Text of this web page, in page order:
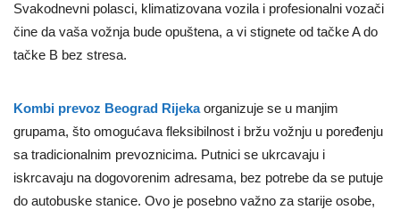
Svakodnevni polasci, klimatizovana vozila i profesionalni vozači
čine da vaša vožnja bude opuštena, a vi stignete od tačke A do
tačke B bez stresa.
Kombi prevoz Beograd Rijekaorganizuje se u manjim
grupama, što omogućava fleksibilnost i bržu vožnju u poređenju
sa tradicionalnim prevoznicima. Putnici se ukrcavaju i
iskrcavaju na dogovorenim adresama, bez potrebe da se putuje
do autobuske stanice. Ovo je posebno važno za starije osobe,